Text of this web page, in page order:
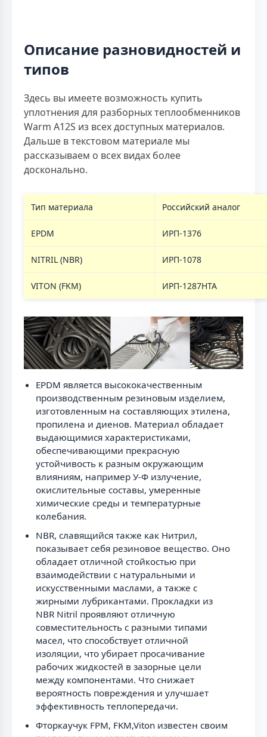
Описание разновидностей и
типов
Здесь вы имеете возможность купить
уплотнения для разборных теплообменников
Warm A12S из всех доступных материалов.
Дальше в текстовом материале мы
рассказываем о всех видах более
досконально.
Тип материала Российский аналог
EPDM ИРП-1376
NITRIL (NBR) ИРП-1078
VITON (FKM) ИРП-1287НТА
EPDM является высококачественным
производственным резиновым изделием,
изготовленным на составляющих этилена,
пропилена и диенов. Материал обладает
выдающимися характеристиками,
обеспечивающими прекрасную
устойчивость к разным окружающим
влияниям, например У-Ф излучение,
окислительные составы, умеренные
химические среды и температурные
колебания.
NBR, славящийся также как Нитрил,
показывает себя резиновое вещество. Оно
обладает отличной стойкостью при
взаимодействии с натуральными и
искусственными маслами, а также с
жирными лубрикантами. Прокладки из
NBR Nitril проявляют отличную
совместительность с разными типами
масел, что способствует отличной
изоляции, что убирает просачивание
рабочих жидкостей в зазорные цели
между компонентами. Что снижает
вероятность повреждения и улучшает
эффективность теплопередачи.
Фторкаучук FPM, FKM,Viton известен своим